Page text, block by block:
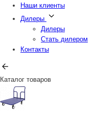
Наши клиенты
Дилеры
Дилеры
Стать дилером
Контакты
Каталог товаров